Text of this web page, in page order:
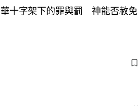
十字架下的罪與罰 神能否赦